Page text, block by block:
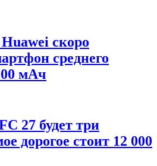
скоро
среднего
мАч
27 будет три
дорогое стоит 12 000